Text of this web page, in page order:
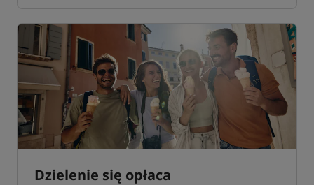
Dzielenie się opłaca